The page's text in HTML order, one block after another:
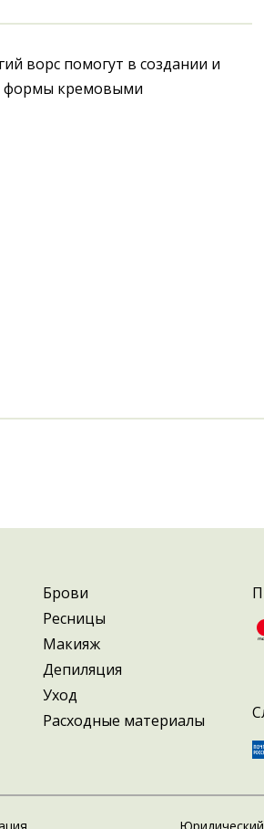
ворс помогут в создании и
формы кремовыми
Брови
Ресницы
Макияж
Депиляция
Уход
Расходные материалы